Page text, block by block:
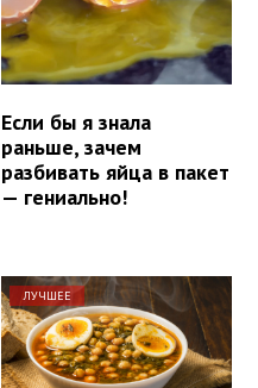
Если бы я знала
раньше, зачем
разбивать яйца в пакет
— гениально!
ЛУЧШЕЕ